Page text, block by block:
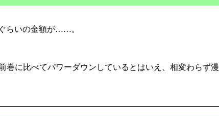
らいの金額が……。
に比べてパワーダウンしているとはいえ、相変わらず